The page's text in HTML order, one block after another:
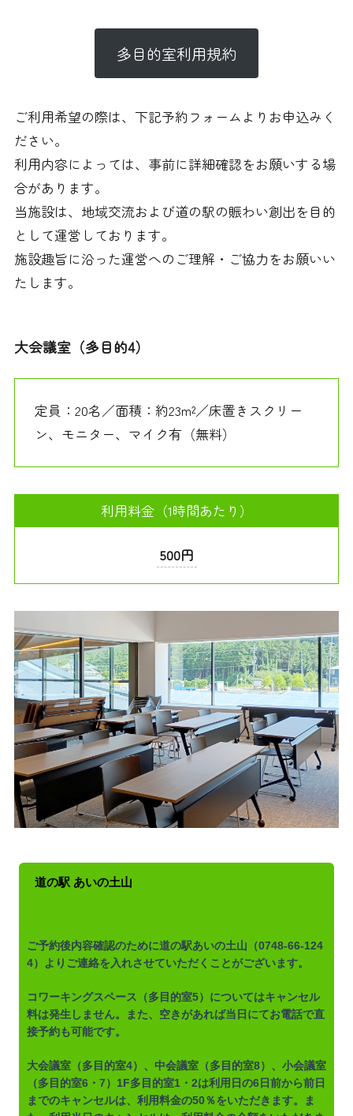
多目的室利用規約
ご利用希望の際は、下記予約フォームよりお申込みく
ださい。
利用内容によっては、事前に詳細確認をお願いする場
合があります。
当施設は、地域交流および道の駅の賑わい創出を目的
として運営しております。
施設趣旨に沿った運営へのご理解・ご協力をお願いい
たします。
大会議室（多目的4）
定員：20名／面積：約23m²／床置きスクリー
ン、モニター、マイク有（無料）
利用料金（1時間あたり）
500円